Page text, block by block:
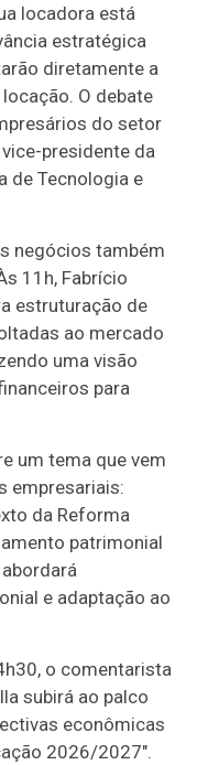
locadora está
estratégica
diretamente a
O debate
do setor
presidente da
de Tecnologia e
negócios também
11h, Fabrício
estruturação de
ao mercado
uma visão
para
um tema que vem
empresariais:
da Reforma
patrimonial
e adaptação ao
o comentarista
subirá ao palco
econômicas
2026/2027".